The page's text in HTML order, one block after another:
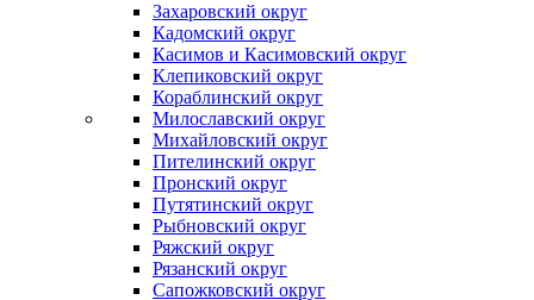
Захаровский округ
Кадомский округ
Касимов и Касимовский округ
Клепиковский округ
Кораблинский округ
Милославский округ
Михайловский округ
Пителинский округ
Пронский округ
Путятинский округ
Рыбновский округ
Ряжский округ
Рязанский округ
Сапожковский округ